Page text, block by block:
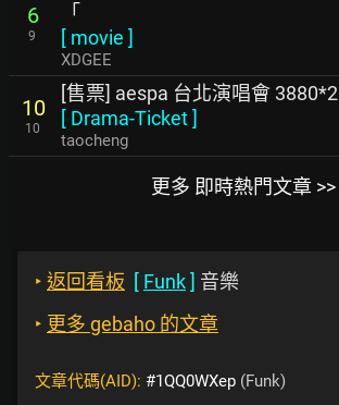
6
9
「
[ movie ]
XDGEE
10
10
[售票] aespa 台北演唱會 3880*2
[ Drama-Ticket]
taocheng
更多 即時熱門文章 >>
‣ 返回看板 [ Funk] 音樂
‣ 更多 gebaho 的文章
文章代碼(AID): #1QQ0WXep (Funk)